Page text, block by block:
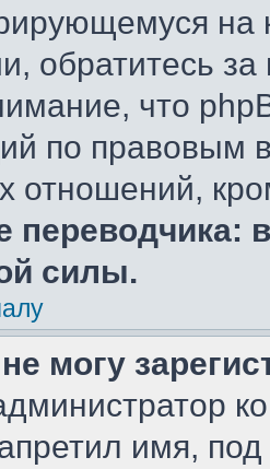
обратитесь
что
по правовым
отношений,
переводчика:
силы.
могу
имя,